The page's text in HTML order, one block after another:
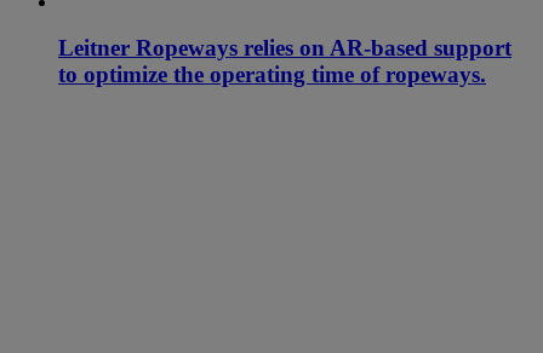
Leitner Ropeways relies on AR-based support
to optimize the operating time of ropeways.